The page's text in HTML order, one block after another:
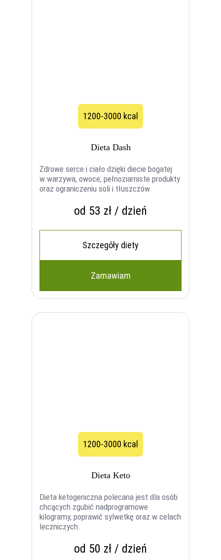
1200-3000 kcal
Dieta Dash
Zdrowe serce i ciało dzięki diecie bogatej
w warzywa, owoce, pełnoziarniste produkty
oraz ograniczeniu soli i tłuszczów.
od 53 zł / dzień
Szczegóły diety
Zamawiam
1200-3000 kcal
Dieta Keto
Dieta ketogeniczna polecana jest dla osób
chcących zgubić nadprogramowe
kilogramy, poprawić sylwetkę oraz w celach
leczniczych.
od 50 zł / dzień